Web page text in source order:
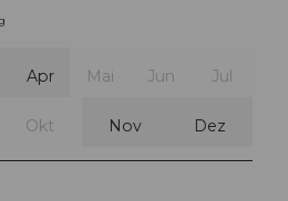
Apr Mai Jun Jul
Okt Nov Dez